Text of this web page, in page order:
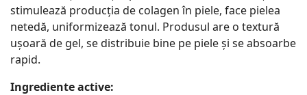
stimulează producția de colagen în piele, face pielea
netedă, uniformizează tonul. Produsul are o textură
ușoară de gel, se distribuie bine pe piele și se absoarbe
rapid.
Ingrediente active: